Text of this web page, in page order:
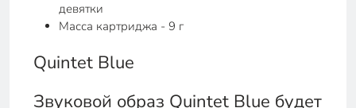
девятки
Масса картриджа - 9 г
Quintet Blue
Звуковой образ Quintet Blue будет